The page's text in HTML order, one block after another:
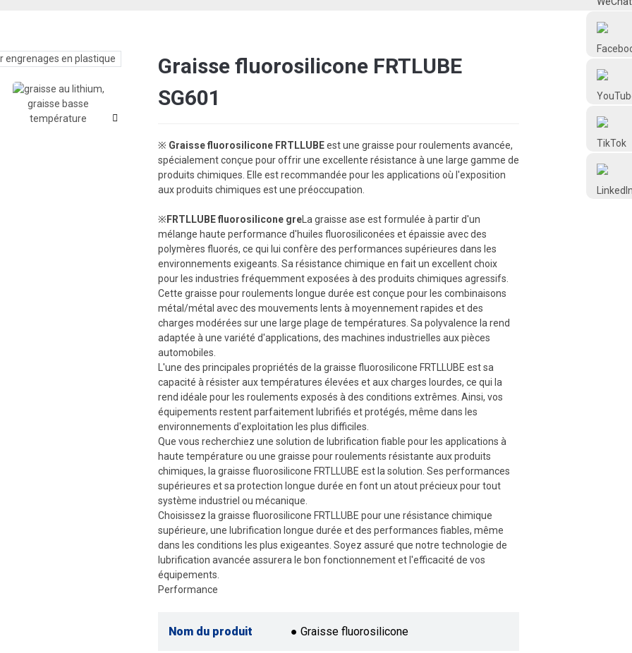
Loading...
Loading...
Graisse fluorosilicone FRTLUBE
SG601
※ Graisse fluorosilicone FRTLLUBEest une graisse pour roulements avancée,
spécialement conçue pour offrir une excellente résistance à une large gamme de
produits chimiques. Elle est recommandée pour les applications où l'exposition
aux produits chimiques est une préoccupation.
※ FRTLLUBE fluorosilicone gre La graisse ase est formulée à partir d'un
mélange haute performance d'huiles fluorosiliconées et épaissie avec des
polymères fluorés, ce qui lui confère des performances supérieures dans les
environnements exigeants. Sa résistance chimique en fait un excellent choix
pour les industries fréquemment exposées à des produits chimiques agressifs.
Cette graisse pour roulements longue durée est conçue pour les combinaisons
métal/métal avec des mouvements lents à moyennement rapides et des
charges modérées sur une large plage de températures. Sa polyvalence la rend
adaptée à une variété d'applications, des machines industrielles aux pièces
automobiles.
L'une des principales propriétés de la graisse fluorosilicone FRTLLUBE est sa
capacité à résister aux températures élevées et aux charges lourdes, ce qui la
rend idéale pour les roulements exposés à des conditions extrêmes. Ainsi, vos
équipements restent parfaitement lubrifiés et protégés, même dans les
environnements d'exploitation les plus difficiles.
Que vous recherchiez une solution de lubrification fiable pour les applications à
haute température ou une graisse pour roulements résistante aux produits
chimiques, la graisse fluorosilicone FRTLLUBE est la solution. Ses performances
supérieures et sa protection longue durée en font un atout précieux pour tout
système industriel ou mécanique.
Choisissez la graisse fluorosilicone FRTLLUBE pour une résistance chimique
supérieure, une lubrification longue durée et des performances fiables, même
dans les conditions les plus exigeantes. Soyez assuré que notre technologie de
lubrification avancée assurera le bon fonctionnement et l'efficacité de vos
équipements.
Performance
Nom du produit ● Graisse fluorosilicone